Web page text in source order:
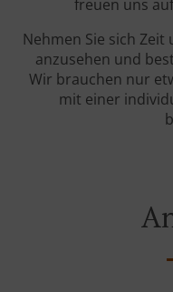
freuen uns
Nehmen Sie sich
anzusehen und
Wir brauchen nur
mit einer